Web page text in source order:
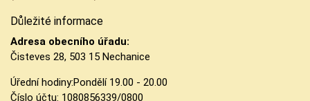
Důležité informace
Adresa obecního úřadu:
Čisteves 28, 503 15 Nechanice
Úřední hodiny:Pondělí 19.00 - 20.00
Číslo účtu: 1080856339/0800